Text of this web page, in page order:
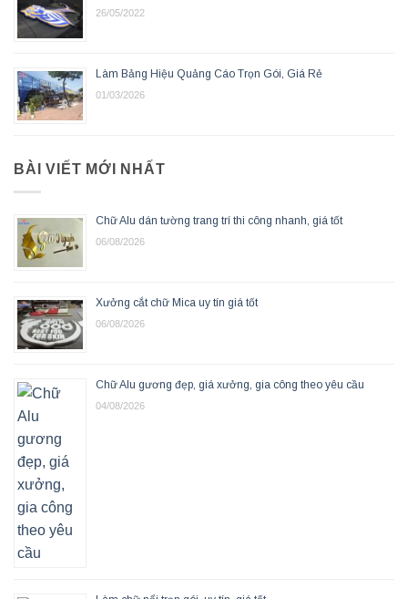
26/05/2022
Làm Bảng Hiệu Quảng Cáo Trọn Gói, Giá Rẻ
01/03/2026
BÀI VIẾT MỚI NHẤT
Chữ Alu dán tường trang trí thi công nhanh, giá tốt
06/08/2026
Xưởng cắt chữ Mica uy tín giá tốt
06/08/2026
Chữ Alu gương đẹp, giá xưởng, gia công theo yêu cầu
04/08/2026